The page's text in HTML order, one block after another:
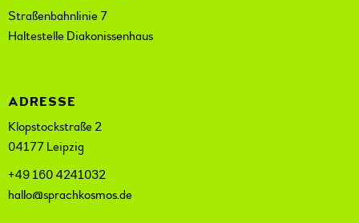
Straßenbahnlinie 7
Haltestelle Diakonissenhaus
ADRESSE
Klopstockstraße 2
04177 Leipzig
+49 160 4241032
hallo@sprachkosmos.de